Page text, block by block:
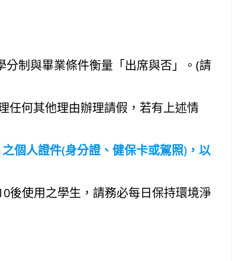
制與畢業條件衡量「出席與否」。(請
任何其他理由辦理請假，若有上述情
個人證件(身分證、健保卡或駕照)，以
後使用之學生，請務必每日保持環境淨